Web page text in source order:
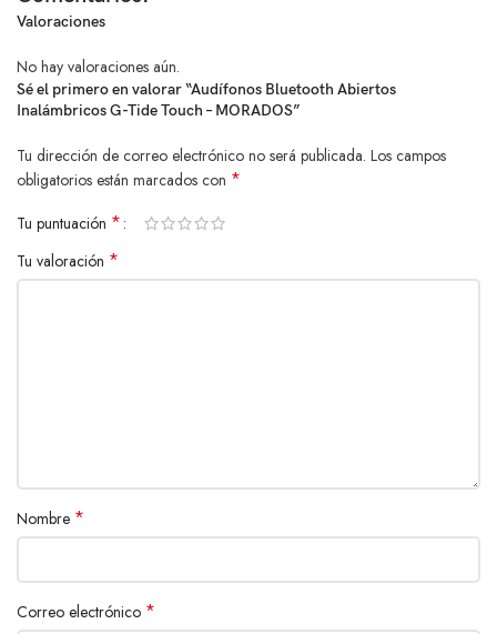
Batería de larga duración: hasta 8h música / 7h llamadas
Entrada USB-C de carga rápida
Material ligero, flexible y cómodo para uso prolongado
Contenido del paquete:
Audífonos abiertos G-TIDE AC01
Cable de carga USB-C
Manual de usuario
Valoraciones
No hay valoraciones aún.
Sé el primero en valorar “Audífonos Bluetooth Abiertos
Inalámbricos G-Tide Touch – MORADOS”
Tu dirección de correo electrónico no será publicada. Los campos
obligatorios están marcados con *
Tu puntuación *
Tu valoración *
Nombre *
Correo electrónico *